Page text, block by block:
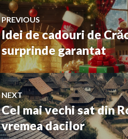
PREVIOUS
Previous
post:
Idei de cadouri de
surprinde garantat
NEXT
Next
post:
Cel mai vechi sat din
vremea dacilor